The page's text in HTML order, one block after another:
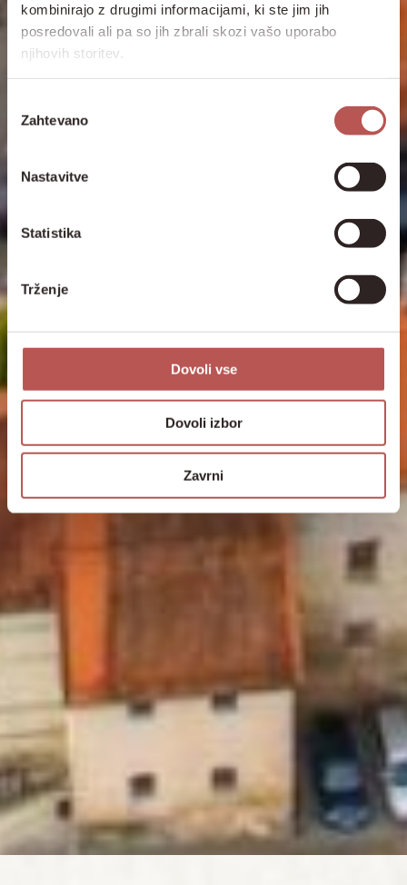
kombinirajo z drugimi informacijami, ki ste jim jih
posredovali ali pa so jih zbrali skozi vašo uporabo
njihovih storitev.
soglasja
Zahtevano
Nastavitve
Statistika
Trženje
Dovoli vse
Dovoli izbor
Zavrni